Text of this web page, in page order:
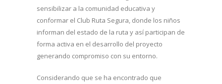
sensibilizar a la comunidad educativa y
conformar el Club Ruta Segura, donde los niños
informan del estado de la ruta y así participan de
forma activa en el desarrollo del proyecto
generando compromiso con su entorno.
Considerando que se ha encontrado que